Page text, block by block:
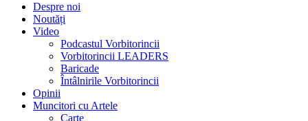
Despre noi
Noutăți
Video
Podcastul Vorbitorincii
Vorbitorincii LEADERS
Baricade
Întâlnirile Vorbitorincii
Opinii
Muncitori cu Artele
Carte